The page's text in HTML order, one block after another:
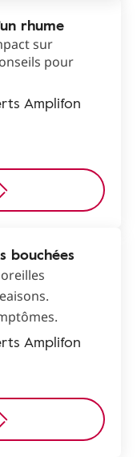
rhume
sur
pour
Amplifon
bouchées
Amplifon